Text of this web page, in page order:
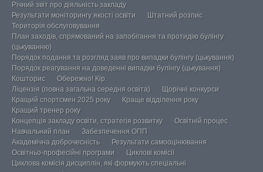
Річний звіт про діяльність закладу
Результати моніторингу якості освіти
Штатний розпис
Територія обслуговування
План заходів, спрямований на запобігання та протидію булінгу
(цькуванню)
Порядок подання та розгляд заяв про випадки булінгу (цькування)
Порядок реагування на доведенні випадки булінгу (цькування)
Кошторис
Обережно! Кір.
Ліцензія (повна загальна середня освіта)
Щорічні конкурси
Кращий спортсмен 2025 року
Краще відділення року
Кращий тренер року
Концепція закладу освіти, стратегія розвитку
Освітній процес
Навчальний план
Забезпечення ОПП
Академічна доброчесність
Результати самооцінювання
Освітньо-професійні програми
Циклові комісії
Циклова комісія дисциплін, які формують спеціальні